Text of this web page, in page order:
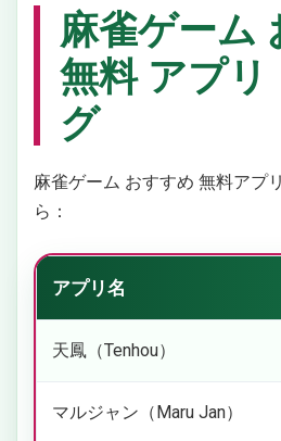
麻雀ゲーム
無料 アプ
グ
麻雀ゲーム おすすめ 無料アプ
ら：
アプリ名
天鳳（Tenhou）
マルジャン（Maru Jan）